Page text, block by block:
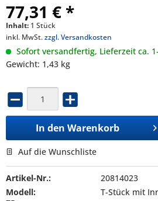
77,31 € *
Inhalt: 1 Stück
inkl. MwSt.zzgl. Versandkosten
Sofort versandfertig, Lieferzeit ca.
Gewicht: 1,43 kg
In den Warenkorb
Auf die Wunschliste
Artikel-Nr.:
20814023
Modell:
T-Stück mit